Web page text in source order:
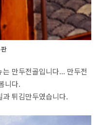
만두전골입니다... 만두전
니다.
튀김만두였습니다.